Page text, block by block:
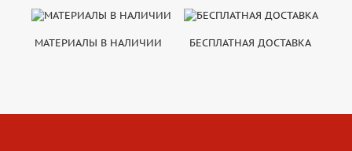
МАТЕРИАЛЫ В НАЛИЧИИ БЕСПЛАТНАЯ ДОСТАВКА